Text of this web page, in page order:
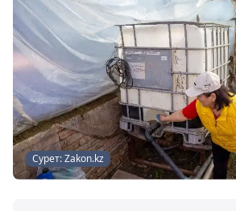
Сурет: Zakon.kz